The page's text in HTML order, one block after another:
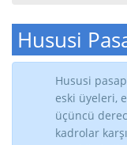
Hususi
Hususi
eski üyeleri,
üçüncü
kadrolar